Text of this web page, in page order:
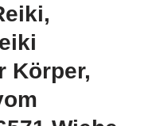
Körper,